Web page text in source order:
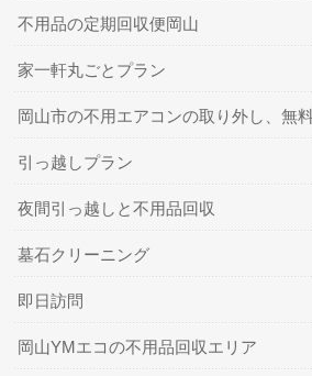
不用品の定期回収便岡山
家一軒丸ごとプラン
岡山市の不用エアコンの取り外し、無
引っ越しプラン
夜間引っ越しと不用品回収
墓石クリーニング
即日訪問
岡山YMエコの不用品回収エリア